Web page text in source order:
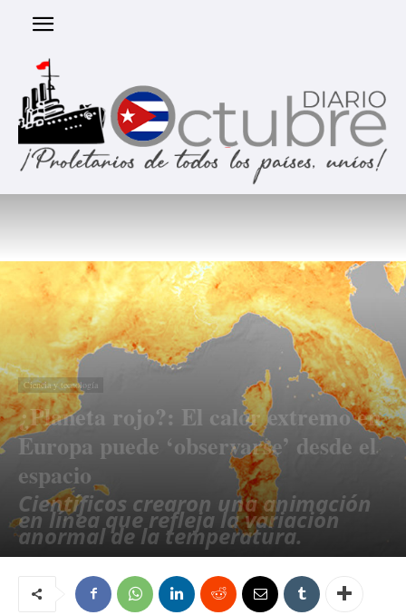
Ciencia y tecnología
¿Planeta rojo?: El calor extremo en
Europa puede ‘observarse’ desde el
espacio
Científicos crearon una animación
en línea que refleja la variación
anormal de la temperatura.
julio 26, 2019 100